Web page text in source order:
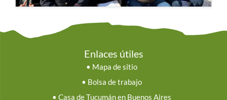
Enlaces útiles
• Mapa de sitio
• Bolsa de trabajo
• Casa de Tucumán en Buenos Aires